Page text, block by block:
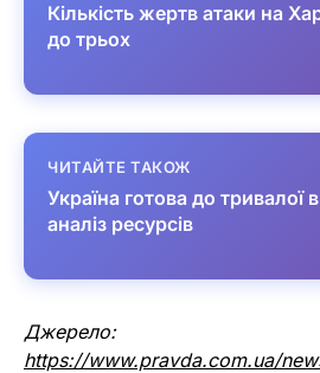
Кількість жертв атаки на
до трьох
ЧИТАЙТЕ ТАКОЖ
Україна готова до тривалої
аналіз ресурсів
Джерело:
https://www.pravda.com.ua/